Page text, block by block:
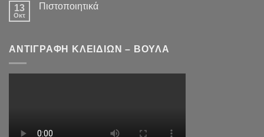
13
Οκτ
Πιστοποιητικά
ΑΝΤΙΓΡΑΦΗ ΚΛΕΙΔΙΩΝ – ΒΟΥΛΑ